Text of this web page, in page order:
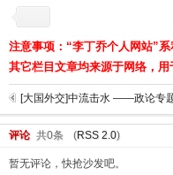
注意事项：“李丁乔个人网站”
其它栏目文章均来源于网络，用
评论 共0条 (RSS 2.0)
暂无评论，快抢沙发吧。